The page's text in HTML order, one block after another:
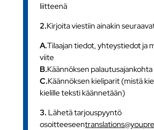
liitteenä
2.Kirjoita viestiin ainakin
A.Tilaajan tiedot, yhteystiedot ja
viite
B.Käännöksen palautusajankohta
C.Käännöksen kieliparit (mistä
kielille teksti käännetään)
3. Lähetä tarjouspyyntö
osoitteeseen